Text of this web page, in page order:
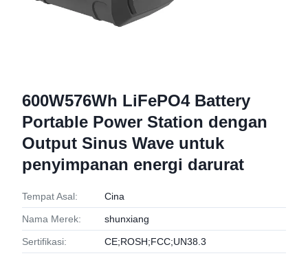
600W576Wh LiFePO4 Battery
Portable Power Station dengan
Output Sinus Wave untuk
penyimpanan energi darurat
Tempat Asal: Cina
Nama Merek: shunxiang
Sertifikasi: CE;ROSH;FCC;UN38.3